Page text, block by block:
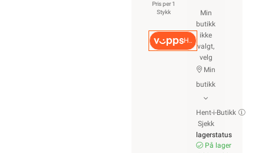
Pris per 1
Stykk
Hurtigkasse
Min
butikk
ikke
valgt,
velg
Min
butikk
Hent-i-Butikk
Sjekk
lagerstatus
På lager